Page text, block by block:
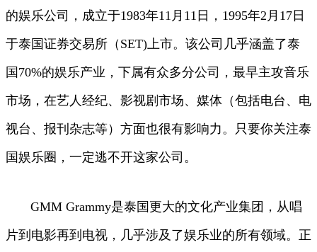
的娱乐公司，成立于1983年11月11日，1995年2月17日
于泰国证券交易所（SET)上市。该公司几乎涵盖了泰
国70%的娱乐产业，下属有众多分公司，最早主攻音乐
市场，在艺人经纪、影视剧市场、媒体（包括电台、电
视台、报刊杂志等）方面也很有影响力。只要你关注泰
国娱乐圈，一定逃不开这家公司。
GMM Grammy是泰国更大的文化产业集团，从唱
片到电影再到电视，几乎涉及了娱乐业的所有领域。正